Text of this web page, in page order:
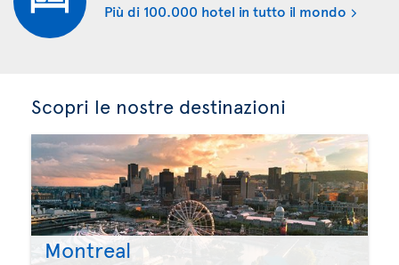
Più di 100.000 hotel in tutto il mondo
Scopri le nostre destinazioni
Montreal